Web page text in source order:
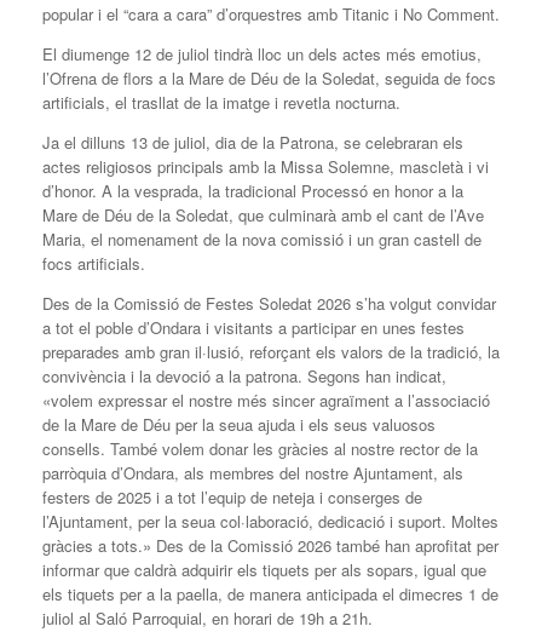
popular i el “cara a cara” d’orquestres amb Titanic i No Comment.
El diumenge 12 de juliol tindrà lloc un dels actes més emotius,
l’Ofrena de flors a la Mare de Déu de la Soledat, seguida de focs
artificials, el trasllat de la imatge i revetla nocturna.
Ja el dilluns 13 de juliol, dia de la Patrona, se celebraran els
actes religiosos principals amb la Missa Solemne, mascletà i vi
d’honor. A la vesprada, la tradicional Processó en honor a la
Mare de Déu de la Soledat, que culminarà amb el cant de l’Ave
Maria, el nomenament de la nova comissió i un gran castell de
focs artificials.
Des de la Comissió de Festes Soledat 2026 s’ha volgut convidar
a tot el poble d’Ondara i visitants a participar en unes festes
preparades amb gran il·lusió, reforçant els valors de la tradició, la
convivència i la devoció a la patrona. Segons han indicat,
«volem expressar el nostre més sincer agraïment a l’associació
de la Mare de Déu per la seua ajuda i els seus valuosos
consells. També volem donar les gràcies al nostre rector de la
parròquia d’Ondara, als membres del nostre Ajuntament, als
festers de 2025 i a tot l’equip de neteja i conserges de
l’Ajuntament, per la seua col·laboració, dedicació i suport. Moltes
gràcies a tots.» Des de la Comissió 2026 també han aprofitat per
informar que caldrà adquirir els tiquets per als sopars, igual que
els tiquets per a la paella, de manera anticipada el dimecres 1 de
juliol al Saló Parroquial, en horari de 19h a 21h.